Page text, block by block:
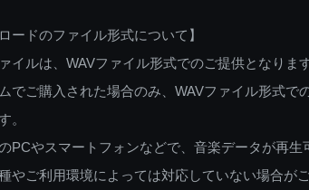
ードのファイル形式について】
イルは、WAVファイル形式でのご提供となります
でご購入された場合のみ、WAVファイル形式で
。
PCやスマートフォンなどで、音楽データが再生
やご利用環境によっては対応していない場合がご